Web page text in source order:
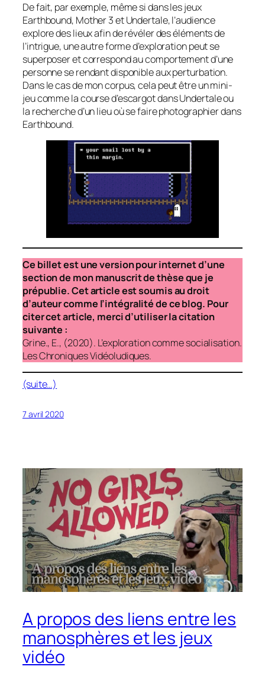
De fait, par exemple, même si dans les jeux
Earthbound, Mother 3 et Undertale, l’audience
explore des lieux afin de révéler des éléments de
l’intrigue, une autre forme d’exploration peut se
superposer et correspond au comportement d’une
personne se rendant disponible aux perturbation.
Dans le cas de mon corpus, cela peut être un mini-
jeu comme la course d’escargot dans Undertale ou
la recherche d’un lieu où se faire photographier dans
Earthbound.
Ce billet est une version pour internet d’une
section de mon manuscrit de thèse que je
prépublie. Cet article est soumis au droit
d’auteur comme l’intégralité de ce blog. Pour
citer cet article, merci d’utiliser la citation
suivante :
Grine., E., (2020). L’exploration comme socialisation.
Les Chroniques Vidéoludiques.
(suite…)
7 avril 2020
A propos des liens entre les
manosphères et les jeux
vidéo